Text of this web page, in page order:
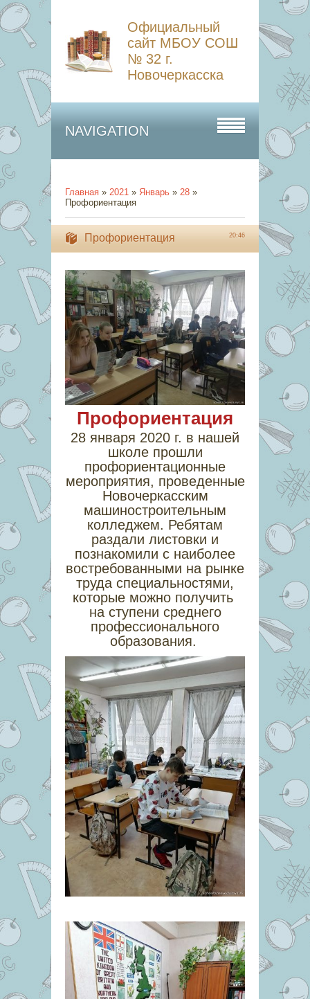
Официальный
сайт МБОУ СОШ
№ 32 г.
Новочеркасска
NAVIGATION
Главная » 2021 » Январь » 28 »
Профориентация
20:46
Профориентация
Профориентация
28 января 2020 г. в нашей
школе прошли
профориентационные
мероприятия, проведенные
Новочеркасским
машиностроительным
колледжем. Ребятам
раздали листовки и
познакомили с наиболее
востребованными на рынке
труда специальностями,
которые можно получить
на ступени среднего
профессионального
образования.